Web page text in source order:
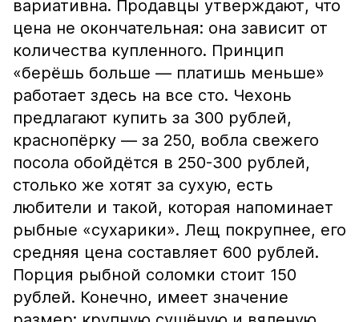
вариативна. Продавцы утверждают, что
цена не окончательная: она зависит от
количества купленного. Принцип
«берёшь больше — платишь меньше»
работает здесь на все сто. Чехонь
предлагают купить за 300 рублей,
краснопёрку — за 250, вобла свежего
посола обойдётся в 250-300 рублей,
столько же хотят за сухую, есть
любители и такой, которая напоминает
рыбные «сухарики». Лещ покрупнее, его
средняя цена составляет 600 рублей.
Порция рыбной соломки стоит 150
рублей. Конечно, имеет значение